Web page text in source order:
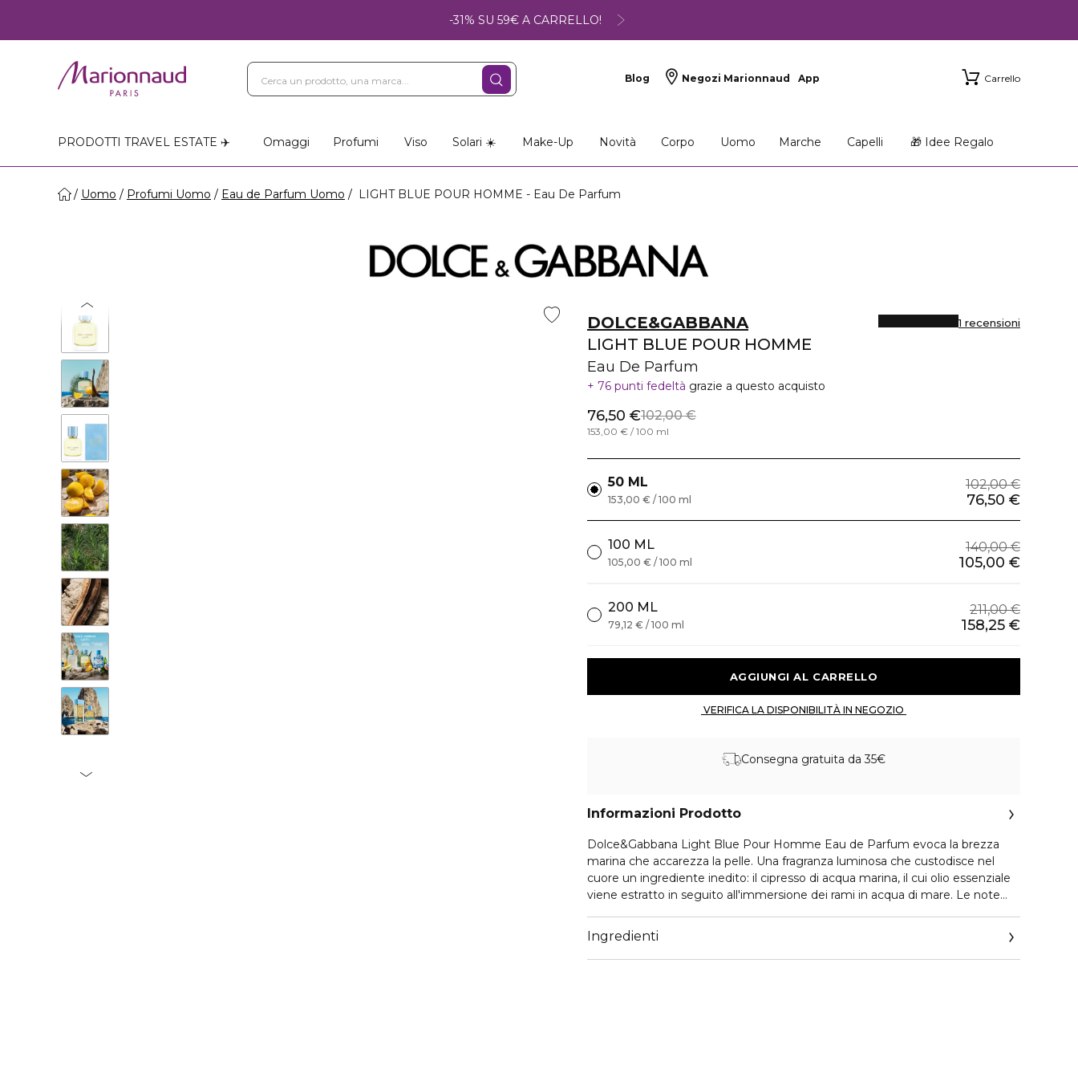
-31% SU 59€ A CARRELLO!
Blog Negozi Marionnaud App Carrello
PRODOTTI TRAVEL ESTATE ✈️ Omaggi Profumi Viso Solari ☀️ Make-Up Novità Corpo Uomo Marche Capelli 🎁 Idee Regalo
Uomo Profumi Uomo Eau de Parfum Uomo LIGHT BLUE POUR HOMME - Eau De Parfum
DOLCE&GABBANA
LIGHT BLUE POUR HOMME
Eau De Parfum
1 recensioni
76 punti fedeltà grazie a questo acquisto
76,50 €102,00 €
153,00 € / 100 ml
50 ML 102,00 €
76,50 €
153,00 € / 100 ml
100 ML 140,00 €
105,00 €
105,00 € / 100 ml
200 ML 211,00 €
158,25 €
79,12 € / 100 ml
Consegna gratuita da 35€
Informazioni Prodotto
Dolce&Gabbana Light Blue Pour Homme Eau de Parfum evoca la brezza
marina che accarezza la pelle. Una fragranza luminosa che custodisce nel
cuore un ingrediente inedito: il cipresso di acqua marina, il cui olio essenziale
viene estratto in seguito all'immersione dei rami in acqua di mare. Le note
freschezza maschile autentica.
IL DESIGN
Ingredienti